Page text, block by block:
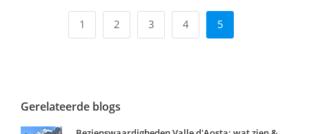
1 2 3 4 5
Gerelateerde blogs